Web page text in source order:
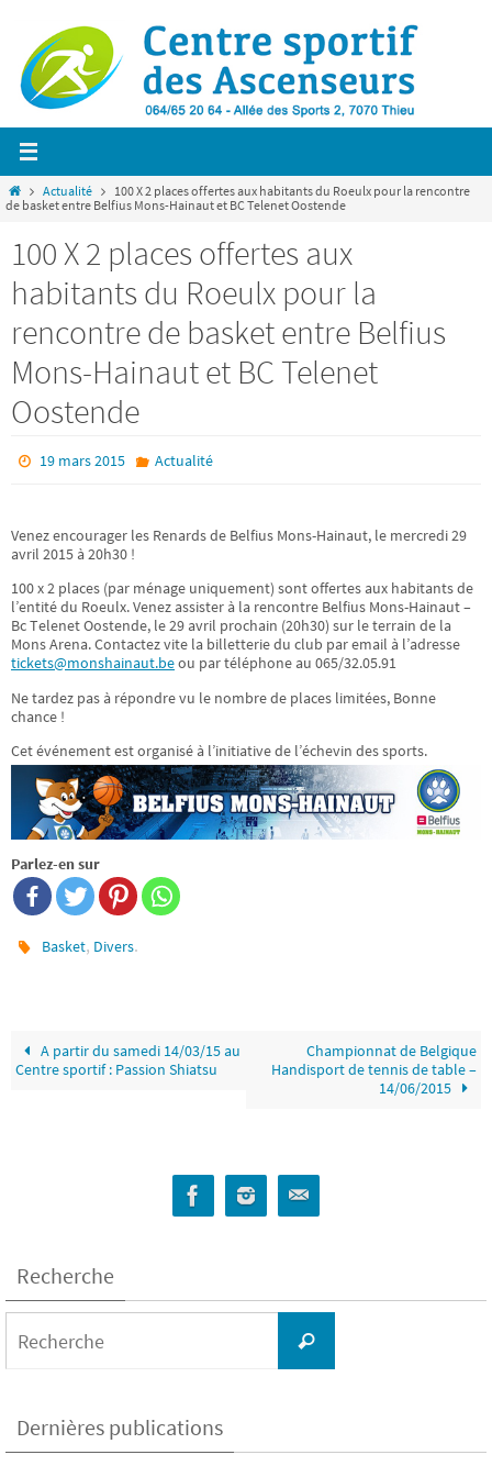
contenu
HomeActualité
100 X 2 places offertes aux habitants du Roeulx pour la rencontre
de basket entre Belfius Mons-Hainaut et BC Telenet Oostende
100 X 2 places offertes aux
habitants du Roeulx pour la
rencontre de basket entre Belfius
Mons-Hainaut et BC Telenet
Oostende
19 mars 2015 Actualité
Venez encourager les Renards de Belfius Mons-Hainaut, le mercredi 29
avril 2015 à 20h30 !
100 x 2 places (par ménage uniquement) sont offertes aux habitants de
l’entité du Roeulx. Venez assister à la rencontre Belfius Mons-Hainaut –
Bc Telenet Oostende, le 29 avril prochain (20h30) sur le terrain de la
Mons Arena. Contactez vite la billetterie du club par email à l’adresse
tickets@monshainaut.beou par téléphone au 065/32.05.91
Ne tardez pas à répondre vu le nombre de places limitées, Bonne
chance !
Cet événement est organisé à l’initiative de l’échevin des sports.
Parlez-en sur
Basket, Divers.
A partir du samedi 14/03/15 au
Centre sportif : Passion Shiatsu
Championnat de Belgique
Handisport de tennis de table –
14/06/2015
Recherche
Recherche
Dernières publications